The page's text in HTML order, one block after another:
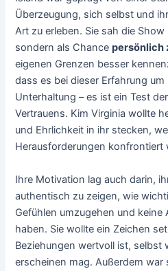
Überzeugung, sich selbst und
Art zu erleben. Sie sah die
sondern als Chancepersönlich
eigenen Grenzen besser
dass es bei dieser Erfahrung
Unterhaltung – es ist ein Test
Vertrauens. Kim Virginia wollte
und Ehrlichkeit in ihr stecken,
Herausforderungen konfrontiert
Ihre Motivation lag auch darin,
authentisch zu zeigen, wie
Gefühlen umzugehen und
haben. Sie wollte ein Zeichen
Beziehungen wertvoll ist, selbst
erscheinen mag. Außerdem war